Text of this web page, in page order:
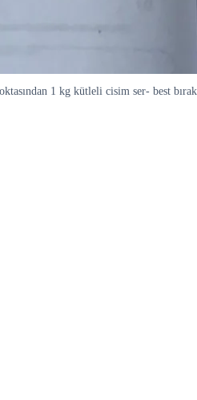
1 kg kütleli cisim ser- best